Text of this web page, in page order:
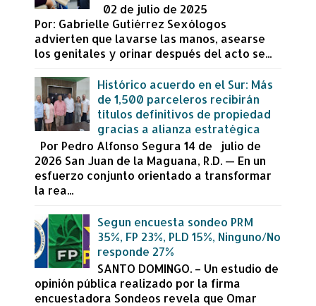
02 de julio de 2025
Por: Gabrielle Gutiérrez Sexólogos
advierten que lavarse las manos, asearse
los genitales y orinar después del acto se...
Histórico acuerdo en el Sur: Más
de 1,500 parceleros recibirán
títulos definitivos de propiedad
gracias a alianza estratégica
Por Pedro Alfonso Segura 14 de julio de
2026 San Juan de la Maguana, R.D. — En un
esfuerzo conjunto orientado a transformar
la rea...
Segun encuesta sondeo PRM
35%, FP 23%, PLD 15%, Ninguno/No
responde 27%
SANTO DOMINGO. – Un estudio de
opinión pública realizado por la firma
encuestadora Sondeos revela que Omar